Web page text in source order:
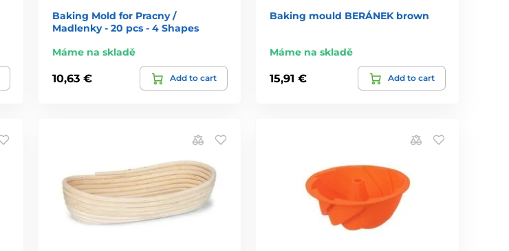
Baking Mold for Pracny /
Madlenky - 20 pcs - 4 Shapes
Máme na skladě
10,63 € Add to cart
Baking mould BERÁNEK brown
Máme na skladě
15,91 € Add to cart